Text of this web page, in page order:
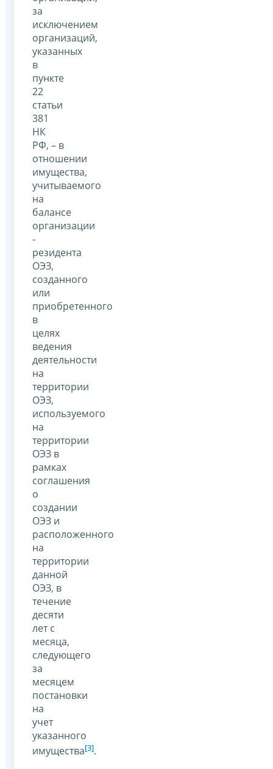
за
исключением
организаций,
указанных
в
пункте
22
статьи
381
НК
РФ, – в
отношении
имущества,
учитываемого
на
балансе
организации
-
резидента
ОЭЗ,
созданного
или
приобретенного
в
целях
ведения
деятельности
на
территории
ОЭЗ,
используемого
на
территории
ОЭЗ в
рамках
соглашения
о
создании
ОЭЗ и
расположенного
на
территории
данной
ОЭЗ, в
течение
десяти
лет с
месяца,
следующего
за
месяцем
постановки
на
учет
указанного
имущества[3].